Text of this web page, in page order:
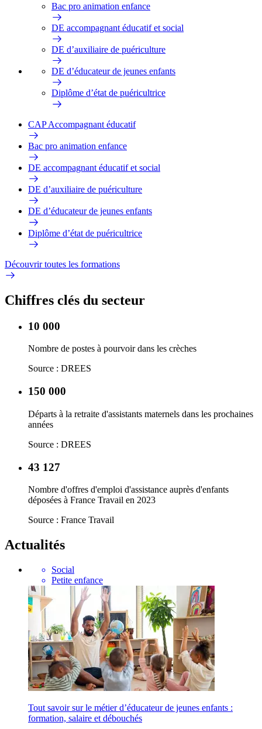
Bac pro animation enfance
DE accompagnant éducatif et social
DE d’auxiliaire de puériculture
DE d’éducateur de jeunes enfants
Diplôme d’état de puéricultrice
CAP Accompagnant éducatif
Bac pro animation enfance
DE accompagnant éducatif et social
DE d’auxiliaire de puériculture
DE d’éducateur de jeunes enfants
Diplôme d’état de puéricultrice
Découvrir toutes les formations
Chiffres clés du secteur
10 000
Nombre de postes à pourvoir dans les crèches
Source : DREES
150 000
Départs à la retraite d'assistants maternels dans les prochaines
années
Source : DREES
43 127
Nombre d'offres d'emploi d'assistance auprès d'enfants
déposées à France Travail en 2023
Source : France Travail
Actualités
Social
Petite enfance
Tout savoir sur le métier d’éducateur de jeunes enfants :
formation, salaire et débouchés